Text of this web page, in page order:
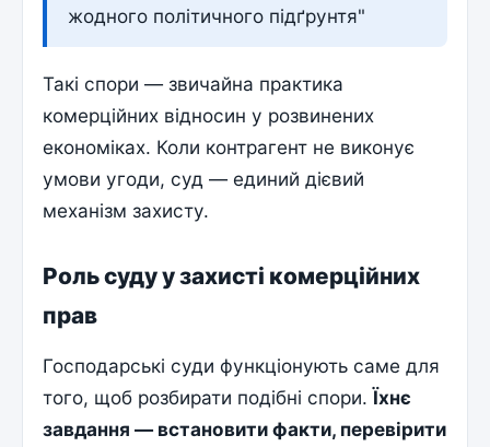
жодного політичного підґрунтя"
Такі спори — звичайна практика
комерційних відносин у розвинених
економіках. Коли контрагент не виконує
умови угоди, суд — единий дієвий
механізм захисту.
Роль суду у захисті комерційних
прав
Господарські суди функціонують саме для
того, щоб розбирати подібні спори.Їхнє
завдання — встановити факти, перевірити